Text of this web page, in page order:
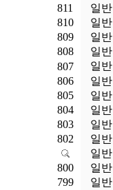
811
일반
810
일반
809
일반
808
일반
807
일반
806
일반
805
일반
804
일반
803
일반
802
일반
일반
800
일반
799
일반